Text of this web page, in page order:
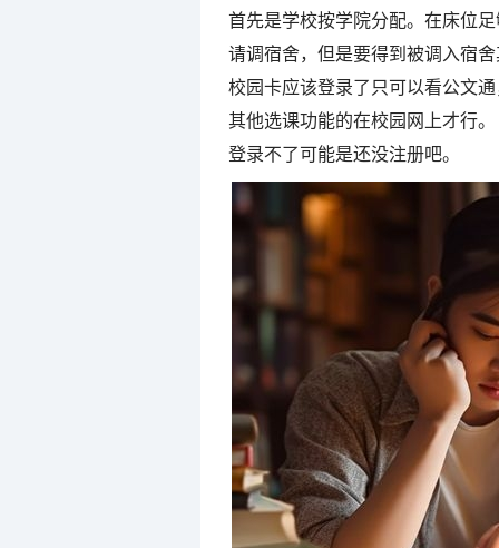
首先是学校按学院分配。在床位
请调宿舍，但是要得到被调入宿
校园卡应该登录了只可以看公文
其他选课功能的在校园网上才行。
登录不了可能是还没注册吧。